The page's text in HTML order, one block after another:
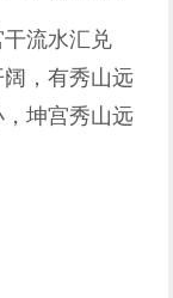
流水汇兑
，有秀山远
坤宫秀山远